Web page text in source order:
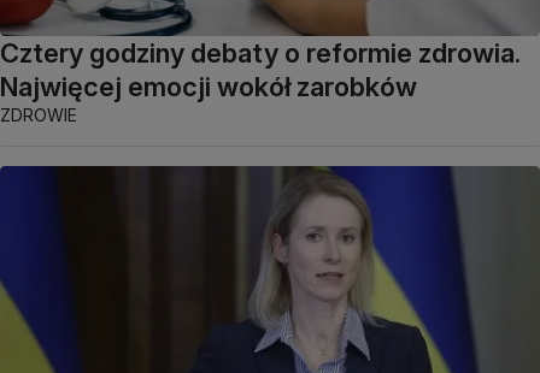
Cztery godziny debaty o reformie zdrowia.
Najwięcej emocji wokół zarobków
ZDROWIE